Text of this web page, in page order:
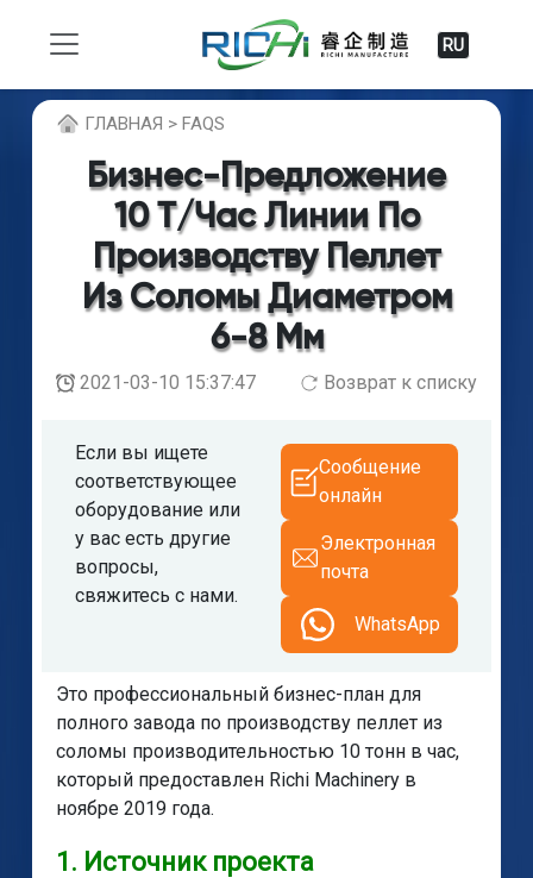
RU
ГЛABHAЯ > FAQS
Бизнес-Предложение
10 Т/час Линии По
Производству Пеллет
Из Соломы Диаметром
6-8 Мм
2021-03-10 15:37:47 Возврат к списку
Если вы ищете
соответствующее
оборудование или
у вас есть другие
вопросы,
свяжитесь с нами.
Сообщение
онлайн
Электронная
почта
WhatsApp
Это профессиональный бизнес-план для
полного завода по производству пеллет из
соломы производительностью 10 тонн в час,
который предоставлен Richi Machinery в
ноябре 2019 года.
1. Источник проекта